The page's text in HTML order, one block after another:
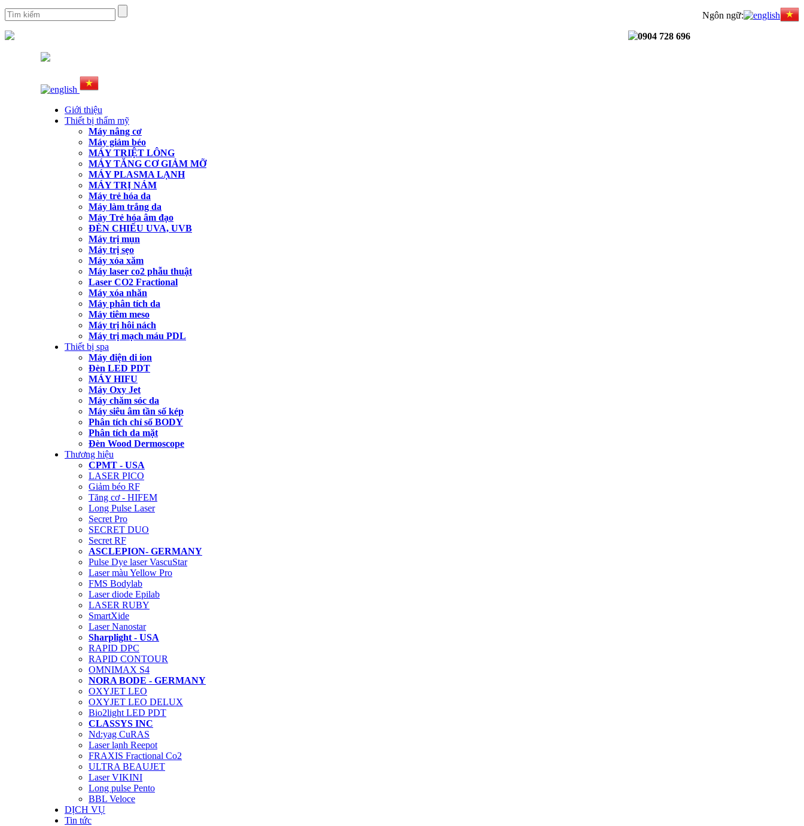
Ngôn ngữ:
0904 728 696
Giới thiệu
Thiết bị thẩm mỹ
Máy nâng cơ
Máy giảm béo
MÁY TRIỆT LÔNG
MÁY TĂNG CƠ GIẢM MỠ
MÁY PLASMA LẠNH
MÁY TRỊ NÁM
Máy trẻ hóa da
Máy làm trắng da
Máy Trẻ hóa âm đạo
ĐÈN CHIẾU UVA, UVB
Máy trị mụn
Máy trị sẹo
Máy xóa xăm
Máy laser co2 phẫu thuật
Laser CO2 Fractional
Máy xóa nhăn
Máy phân tích da
Máy tiêm meso
Máy trị hôi nách
Máy trị mạch máu PDL
Thiết bị spa
Máy điện di ion
Đèn LED PDT
MÁY HIFU
Máy Oxy Jet
Máy chăm sóc da
Máy siêu âm tần số kép
Phân tích chỉ số BODY
Phân tích da mặt
Đèn Wood Dermoscope
Thương hiệu
CPMT - USA
LASER PICO
Giảm béo RF
Tăng cơ - HIFEM
Long Pulse Laser
Secret Pro
SECRET DUO
Secret RF
ASCLEPION- GERMANY
Pulse Dye laser VascuStar
Laser màu Yellow Pro
FMS Bodylab
Laser diode Epilab
LASER RUBY
SmartXide
Laser Nanostar
Sharplight - USA
RAPID DPC
RAPID CONTOUR
OMNIMAX S4
NORA BODE - GERMANY
OXYJET LEO
OXYJET LEO DELUX
Bio2light LED PDT
CLASSYS INC
Nd:yag CuRAS
Laser lạnh Reepot
FRAXIS Fractional Co2
ULTRA BEAUJET
Laser VIKINI
Long pulse Pento
BBL Veloce
DỊCH VỤ
Tin tức